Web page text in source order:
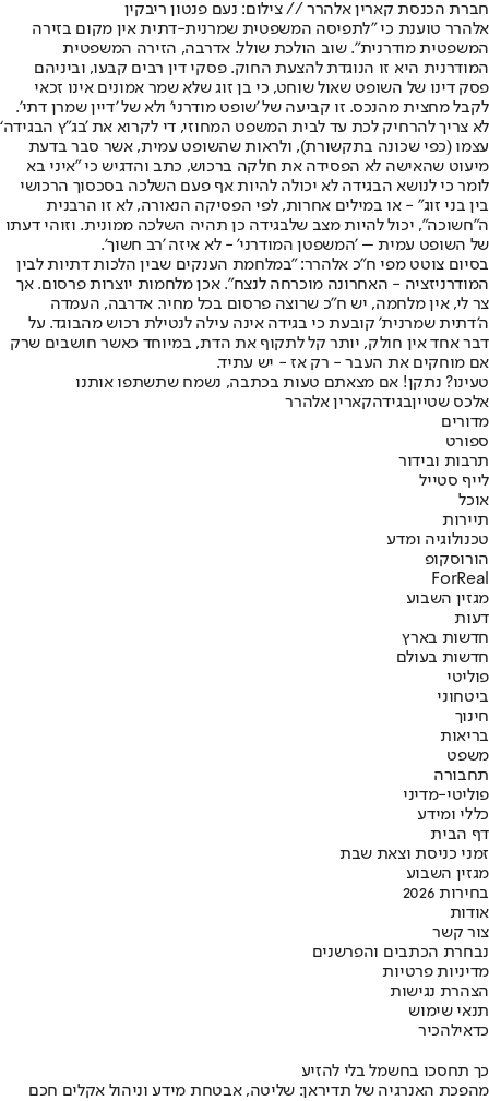
חברת הכנסת קארין אלהרר // צילום: נעם פנטון ריבקין
אלהרר טוענת כי "לתפיסה המשפטית שמרנית-דתית אין מקום בזירה
המשפטית מודרנית”. שוב הולכת שולל. אדרבה, הזירה המשפטית
המודרנית היא זו הנוגדת להצעת החוק. פסקי דין רבים קבעו, וביניהם
פסק דינו של השופט שאול שוחט, כי בן זוג שלא שמר אמונים אינו זכאי
לקבל מחצית מהנכס. זו קביעה של 'שופט מודרני' ולא של 'דיין שמרן דתי'.
לא צריך להרחיק לכת עד לבית המשפט המחוזי, די לקרוא את 'בג"ץ הבגידה‘
עצמו (כפי שכונה בתקשורת), ולראות שהשופט עמית, אשר סבר בדעת
מיעוט שהאישה לא הפסידה את חלקה ברכוש, כתב והדגיש כי "איני בא
לומר כי לנושא הבגידה לא יכולה להיות אף פעם השלכה בסכסוך הרכושי
בין בני זוג" - או במילים אחרות, לפי הפסיקה הנאורה, לא זו הרבנית
ה״חשוכה״, יכול להיות מצב שלבגידה כן תהיה השלכה ממונית. וזוהי דעתו
של השופט עמית – 'המשפטן המודרני' - לא איזה 'רב חשוך'.
בסיום צוטט מפי ח"כ אלהרר: "במלחמת הענקים שבין הלכות דתיות לבין
המודרניזציה - האחרונה מוכרחה לנצח". אכן מלחמות יוצרות פרסום. אך
צר לי, אין מלחמה, יש ח"כ שרוצה פרסום בכל מחיר. אדרבה, העמדה
ה'דתית שמרנית' קובעת כי בגידה אינה עילה לנטילת רכוש מהבוגד. על
דבר אחד אין חולק, יותר קל לתקוף את הדת, במיוחד כאשר חושבים שרק
אם מוחקים את העבר - רק אז - יש עתיד.
טעינו? נתקן! אם מצאתם טעות בכתבה, נשמח שתשתפו אותנו
אלכס שטייןבגידהקארין אלהרר
מדורים
ספורט
תרבות ובידור
לייף סטייל
אוכל
תיירות
טכנולוגיה ומדע
הורוסקופ
ForReal
מגזין השבוע
דעות
חדשות בארץ
חדשות בעולם
פוליטי
ביטחוני
חינוך
בריאות
משפט
תחבורה
פוליטי-מדיני
כללי ומידע
דף הבית
זמני כניסת וצאת שבת
מגזין השבוע
בחירות 2026
אודות
צור קשר
נבחרת הכתבים והפרשנים
מדיניות פרטיות
הצהרת נגישות
תנאי שימוש
כדאילהכיר
כך תחסכו בחשמל בלי להזיע
מהפכת האנרגיה של תדיראן: שליטה, אבטחת מידע וניהול אקלים חכם